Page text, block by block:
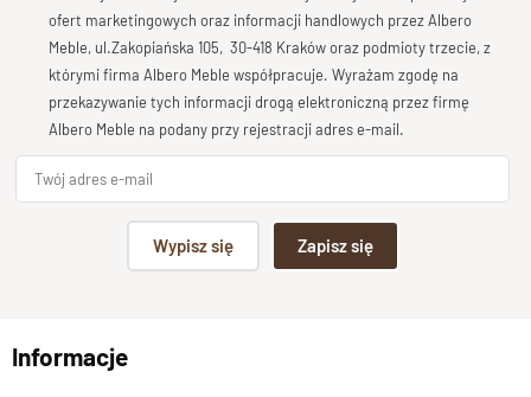
Solidne i wytrzymałe półki doskonale sprawdzą się do
przechowywania ciężkich tomów książek czy innych
dokumentów biurowych. Dzięki temu, żeregał jest
wolnostojący , pozwala na swobodną aranżację przestrzeni,
Specyfikacja techniczna modelu
Wykończenie
Bardzo dobry
Twoja opinia o produkcie
Podpis
Wyślij opinię
ofert marketingowych oraz informacji handlowych przez Albero
Meble, ul.Zakopiańska 105, 30-418 Kraków oraz podmioty trzecie, z
którymi firma Albero Meble współpracuje. Wyrażam zgodę na
przekazywanie tych informacji drogą elektroniczną przez firmę
Albero Meble na podany przy rejestracji adres e-mail.
Wypisz się Zapisz się
Informacje